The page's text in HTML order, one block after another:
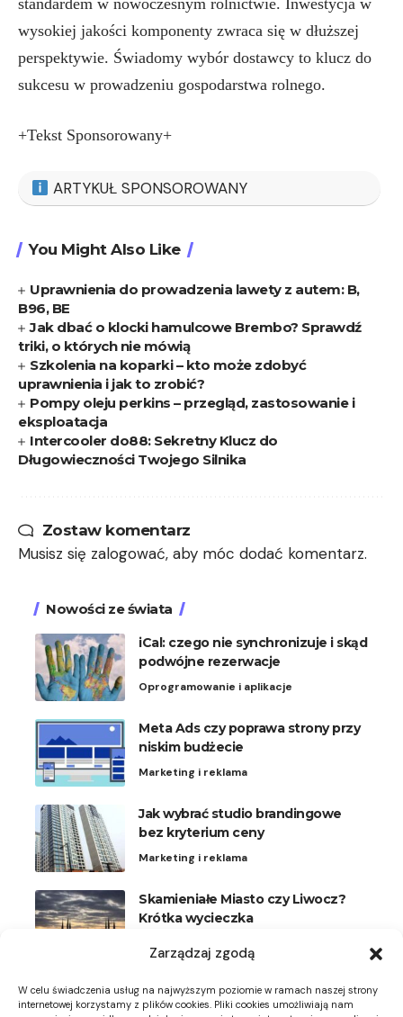
Zarządzaj zgodą
W celu świadczenia usług na najwyższym poziomie w ramach naszej strony
internetowej korzystamy z plików cookies. Pliki cookies umożliwiają nam
standardem w nowoczesnym rolnictwie. Inwestycja w
wysokiej jakości komponenty zwraca się w dłuższej
perspektywie. Świadomy wybór dostawcy to klucz do
sukcesu w prowadzeniu gospodarstwa rolnego.
+Tekst Sponsorowany+
ARTYKUŁ SPONSOROWANY
You Might Also Like
Uprawnienia do prowadzenia lawety z autem: B,
B96, BE
Jak dbać o klocki hamulcowe Brembo? Sprawdź
triki, o których nie mówią
Szkolenia na koparki – kto może zdobyć
uprawnienia i jak to zrobić?
Pompy oleju perkins – przegląd, zastosowanie i
eksploatacja
Intercooler do88: Sekretny Klucz do
Długowieczności Twojego Silnika
Zostaw komentarz
Musisz się zalogować, aby móc dodać komentarz.
Nowości ze świata
iCal: czego nie synchronizuje i skąd
podwójne rezerwacje
Oprogramowanie i aplikacje
Meta Ads czy poprawa strony przy
niskim budżecie
Marketing i reklama
Jak wybrać studio brandingowe
bez kryterium ceny
Marketing i reklama
Skamieniałe Miasto czy Liwocz?
Krótka wycieczka
Plisy na okna uchylne: kiedy
wygodniejsze niż rolety